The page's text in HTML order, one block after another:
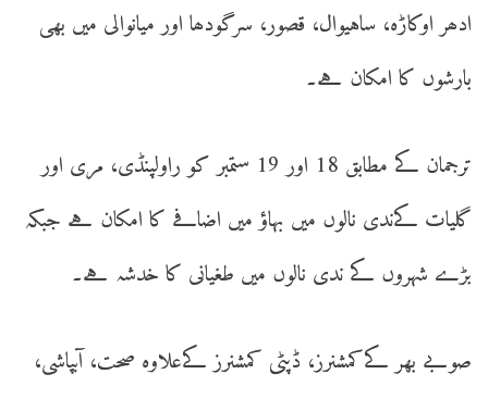
ادھر اوکاڑہ، ساہیوال، قصور، سرگودھا اور میانوالی میں بھی
بارشوں کا امکان ہے۔
ترجمان کے مطابق 18 اور 19 ستمبر کو راولپنڈی، مری اور
گلیات کےندی نالوں میں بہاؤ میں اضافے کا امکان ہے جبکہ
بڑے شہروں کے ندی نالوں میں طغیانی کا خدشہ ہے۔
صوبے بھر کےکمشنرز، ڈپٹی کمشنرز کےعلاوہ صحت، آبپاشی،